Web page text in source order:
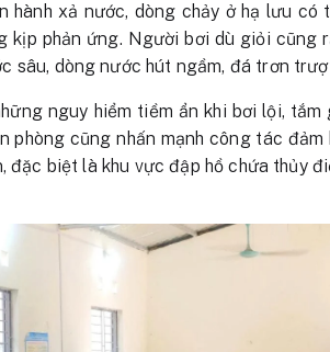
xả nước, dòng chảy ở hạ lưu có
kịp phản ứng. Người bơi dù giỏi cũng
sâu, dòng nước hút ngầm, đá trơn
nguy hiểm tiềm ẩn khi bơi lội,
cũng nhấn mạnh công tác
đặc biệt là khu vực đập hồ chứa thủy